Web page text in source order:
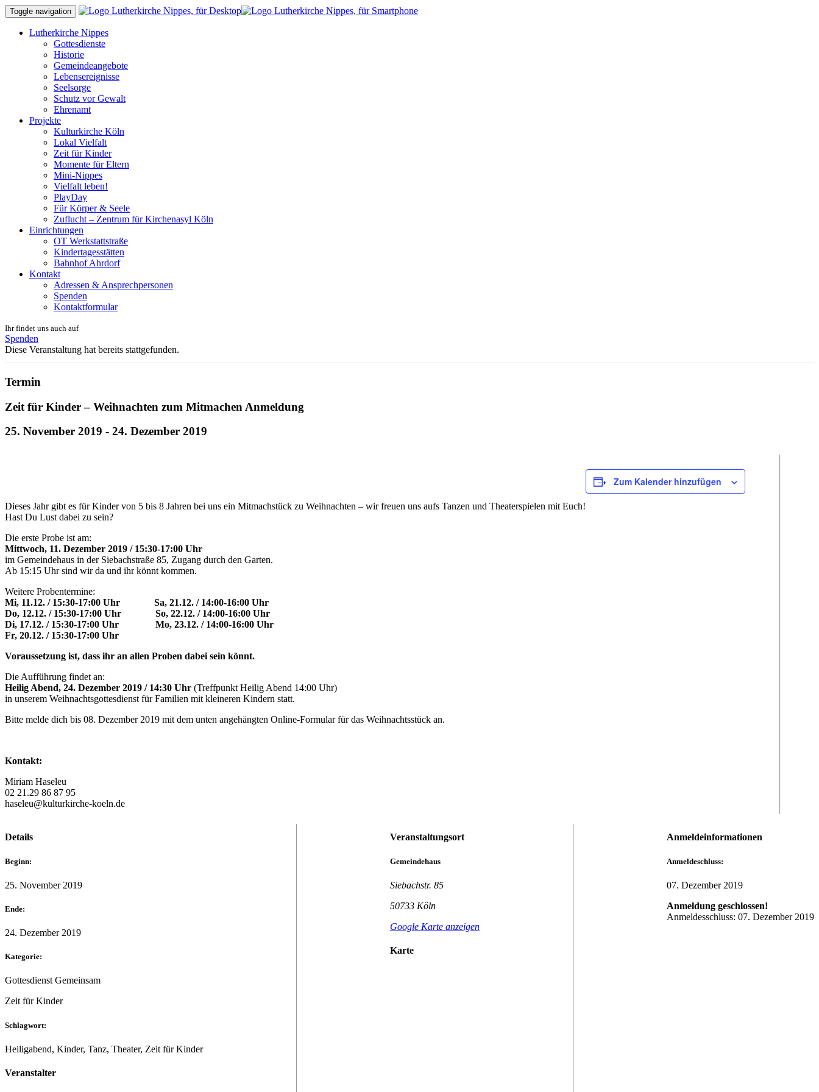
Toggle navigation
Lutherkirche Nippes
Gottesdienste
Historie
Gemeindeangebote
Lebensereignisse
Seelsorge
Schutz vor Gewalt
Ehrenamt
Projekte
Kulturkirche Köln
Lokal Vielfalt
Zeit für Kinder
Momente für Eltern
Mini-Nippes
Vielfalt leben!
PlayDay
Für Körper & Seele
Zuflucht – Zentrum für Kirchenasyl Köln
Einrichtungen
OT Werkstattstraße
Kindertagesstätten
Bahnhof Ahrdorf
Kontakt
Adressen & Ansprechpersonen
Spenden
Kontaktformular
Ihr findet uns auch auf
Spenden
Diese Veranstaltung hat bereits stattgefunden.
Termin
Zeit für Kinder – Weihnachten zum Mitmachen Anmeldung
25. November 2019 - 24. Dezember 2019
Dieses Jahr gibt es für Kinder von 5 bis 8 Jahren bei uns ein Mitmachstück zu Weihnachten – wir freuen uns aufs Tanzen und Theaterspielen mit Euch!
Hast Du Lust dabei zu sein?
Die erste Probe ist am:
Mittwoch, 11. Dezember 2019 / 15:30-17:00 Uhr
im Gemeindehaus in der Siebachstraße 85, Zugang durch den Garten.
Ab 15:15 Uhr sind wir da und ihr könnt kommen.
Weitere Probentermine:
Mi, 11.12. / 15:30-17:00 Uhr Sa, 21.12. / 14:00-16:00 Uhr
Do, 12.12. / 15:30-17:00 Uhr So, 22.12. / 14:00-16:00 Uhr
Di, 17.12. / 15:30-17:00 Uhr Mo, 23.12. / 14:00-16:00 Uhr
Fr, 20.12. / 15:30-17:00 Uhr
Voraussetzung ist, dass ihr an allen Proben dabei sein könnt.
Die Aufführung findet an:
Heilig Abend, 24. Dezember 2019 / 14:30 Uhr (Treffpunkt Heilig Abend 14:00 Uhr)
in unserem Weihnachtsgottesdienst für Familien mit kleineren Kindern statt.
Bitte melde dich bis 08. Dezember 2019 mit dem unten angehängten Online-Formularfür das Weihnachtsstück an.
Kontakt:
Miriam Haseleu
02 21.29 86 87 95
haseleu@kulturkirche-koeln.de
Zum Kalender hinzufügen
Details
Beginn:
25. November 2019
Ende:
24. Dezember 2019
Kategorie:
Gottesdienst Gemeinsam
Zeit für Kinder
Schlagwort:
Heiligabend, Kinder, Tanz, Theater, Zeit für Kinder
Veranstalter
Veranstaltungsort
Gemeindehaus
Siebachstr. 85
50733 Köln
Google Karte anzeigen
Karte
Anmeldeinformationen
Anmeldeschluss:
07. Dezember 2019
Anmeldung geschlossen!
Anmeldesschluss: 07. Dezember 2019